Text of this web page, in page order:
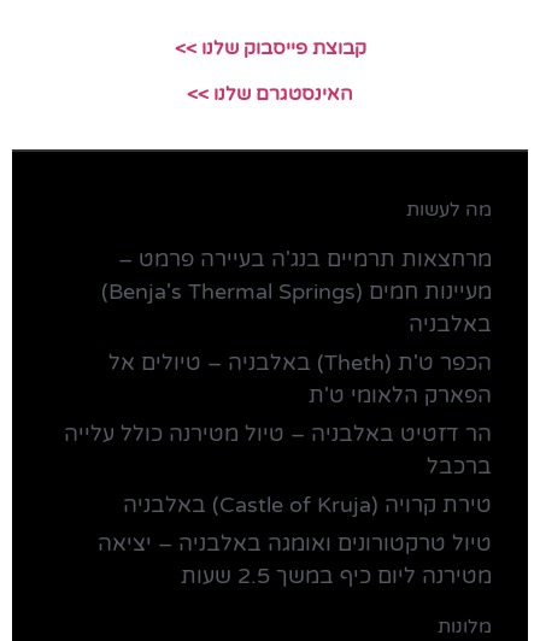
קבוצת פייסבוק שלנו >>
האינסטגרם שלנו >>
מה לעשות
מרחצאות תרמיים בנג'ה בעיירה פרמט –
מעיינות חמים (Benja's Thermal Springs)
באלבניה
הכפר ט'ת (Theth) באלבניה – טיולים אל
הפארק הלאומי ט'ת
הר דזטיט באלבניה – טיול מטירנה כולל עלייה
ברכבל
טירת קרויה (Castle of Kruja) באלבניה
טיול טרקטורונים ואומגה באלבניה – יציאה
מטירנה ליום כיף במשך 2.5 שעות
מלונות